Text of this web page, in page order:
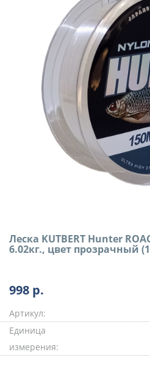
Леска KUTBERT Hunter
6.02кг., цвет прозрачный
998 р.
Артикул:
Единица
измерения: